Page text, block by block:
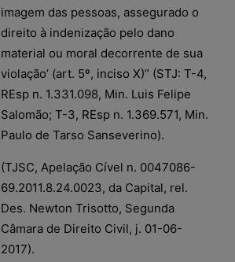
imagem das pessoas, assegurado o
direito à indenização pelo dano
material ou moral decorrente de sua
violação’ (art. 5º, inciso X)” (STJ: T-4,
REsp n. 1.331.098, Min. Luis Felipe
Salomão; T-3, REsp n. 1.369.571, Min.
Paulo de Tarso Sanseverino).
(TJSC, Apelação Cível n. 0047086-
69.2011.8.24.0023, da Capital, rel.
Des. Newton Trisotto, Segunda
Câmara de Direito Civil, j. 01-06-
2017).